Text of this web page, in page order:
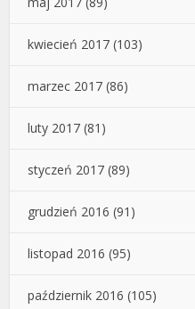
kwiecień 2017 (103)
marzec 2017 (86)
luty 2017 (81)
styczeń 2017 (89)
grudzień 2016 (91)
listopad 2016 (95)
październik 2016 (105)